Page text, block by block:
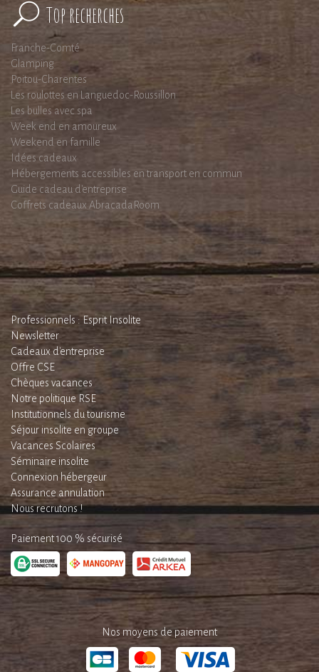
Top recherches
Franche-Comté
Glamping
Poitou-Charentes
Les roulottes en Languedoc-Roussillon
Les bulles avec spa
Week end en amoureux
Weekend en famille
Idées cadeaux
Hébergements accessibles en transport en commun
Guide cadeau d'entreprise
Coffrets cadeaux AbracadaRoom
Professionnels : Esprit Insolite
Newsletter
Cadeaux d'entreprise
Offre CSE
Chèques vacances
Notre politique RSE
Institutionnels du tourisme
Séjour insolite en groupe
Vacances Scolaires
Séminaire insolite
Connexion hébergeur
Assurance annulation
Nous recrutons !
Paiement 100 % sécurisé
Nos moyens de paiement